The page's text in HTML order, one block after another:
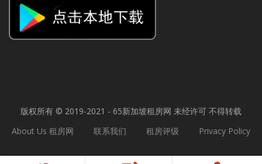
版权所有 © 2019-2021 - 65新加坡租房网 未经许可 不得转载
About Us 租房网
联系我们 租房评级 Privacy Policy